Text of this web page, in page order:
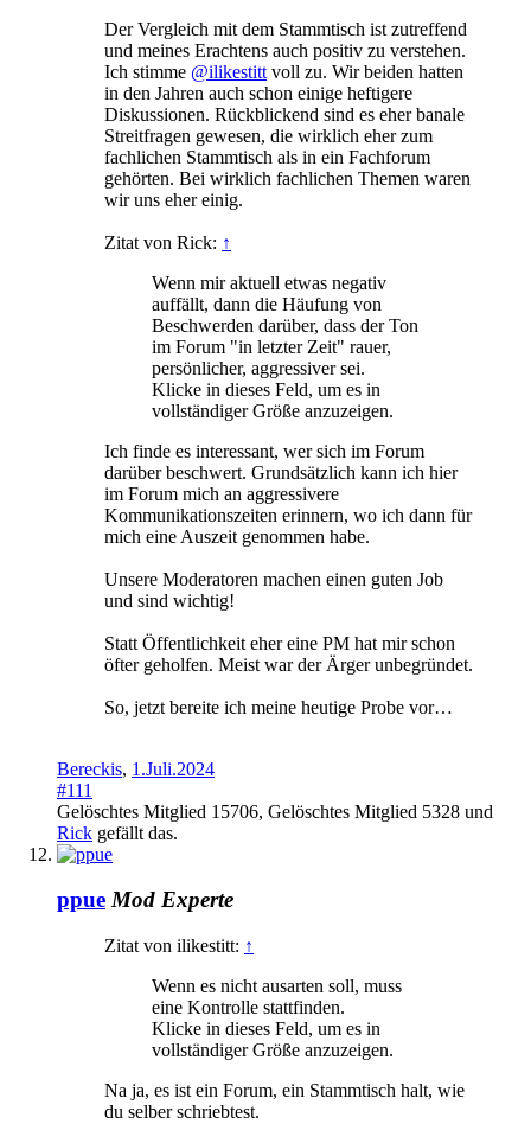
Der Vergleich mit dem Stammtisch ist zutreffend
und meines Erachtens auch positiv zu verstehen.
Ich stimme @ilikestitt voll zu. Wir beiden hatten
in den Jahren auch schon einige heftigere
Diskussionen. Rückblickend sind es eher banale
Streitfragen gewesen, die wirklich eher zum
fachlichen Stammtisch als in ein Fachforum
gehörten. Bei wirklich fachlichen Themen waren
wir uns eher einig.
Zitat von Rick: ↑
Wenn mir aktuell etwas negativ
auffällt, dann die Häufung von
Beschwerden darüber, dass der Ton
im Forum "in letzter Zeit" rauer,
persönlicher, aggressiver sei.
Klicke in dieses Feld, um es in
vollständiger Größe anzuzeigen.
Ich finde es interessant, wer sich im Forum
darüber beschwert. Grundsätzlich kann ich hier
im Forum mich an aggressivere
Kommunikationszeiten erinnern, wo ich dann für
mich eine Auszeit genommen habe.
Unsere Moderatoren machen einen guten Job
und sind wichtig!
Statt Öffentlichkeit eher eine PM hat mir schon
öfter geholfen. Meist war der Ärger unbegründet.
So, jetzt bereite ich meine heutige Probe vor…
Bereckis, 1.Juli.2024
#111
Gelöschtes Mitglied 15706, Gelöschtes Mitglied 5328 und
Rick gefällt das.
ppue Mod Experte
Zitat von ilikestitt: ↑
Wenn es nicht ausarten soll, muss
eine Kontrolle stattfinden.
Klicke in dieses Feld, um es in
vollständiger Größe anzuzeigen.
Na ja, es ist ein Forum, ein Stammtisch halt, wie
du selber schriebtest.